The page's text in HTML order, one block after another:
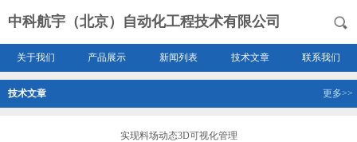
中科航宇（北京）自动化工程技术有限公司
关于我们 产品展示 新闻列表 技术文章 联系我们
技术文章 更多>>
实现料场动态3D可视化管理